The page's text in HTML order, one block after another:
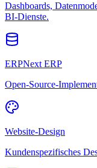
Dashboards,
BI-Dienste.
ERPNext ERP
Open-Source-
Website-Design
Kundenspezifisches